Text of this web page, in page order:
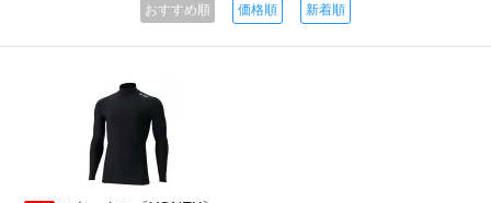
おすすめ順 価格順 新着順